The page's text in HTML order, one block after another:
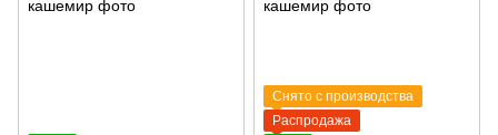
Снято с производства
Распродажа